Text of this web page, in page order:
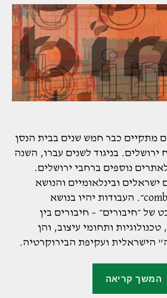
מתקיים כבר חמש שנים בבית הנסן
ירושלים. בניגוד לשנים עברו, השנה
נוספים ברחבי ירושלים.
ובינלאומיים והנושא
המוביל הוא ״combination״. העבודות יהיו בנושא
של ״חיבורים״ – חיבורים בין
ותחומי עיצוב, והן
הישראלית ועקיפת הבירוקרטיה.
המשך קריאה